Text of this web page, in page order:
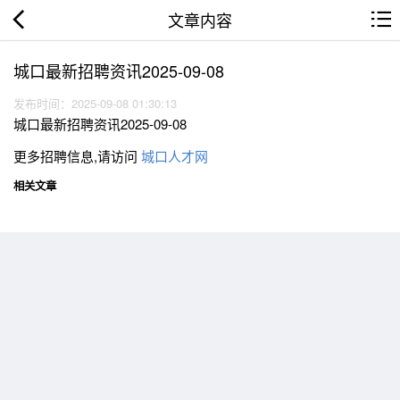
文章内容
城口最新招聘资讯2025-09-08
发布时间：2025-09-08 01:30:13
城口最新招聘资讯2025-09-08
更多招聘信息,请访问 城口人才网
相关文章